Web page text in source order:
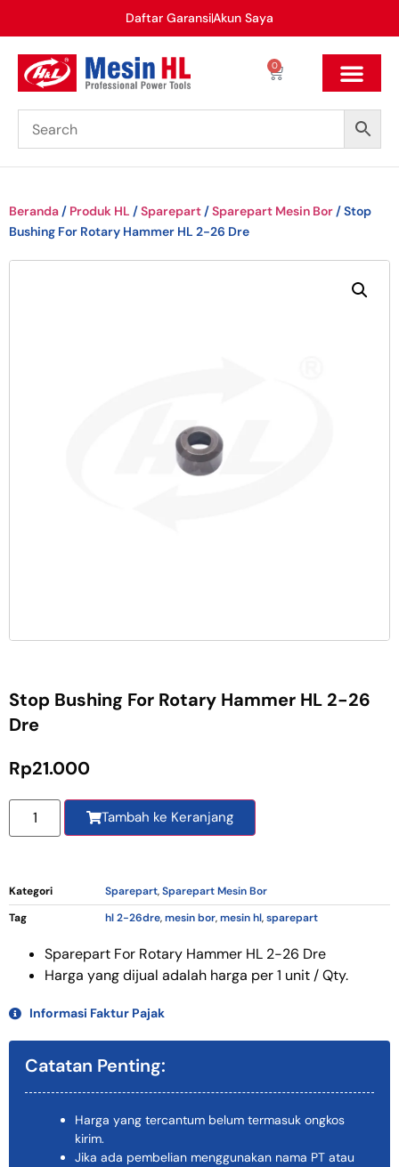
Daftar GaransiAkun Saya
0
Beranda / Produk HL /Sparepart /Sparepart Mesin Bor / Stop
Bushing For Rotary Hammer HL 2-26 Dre
Stop Bushing For Rotary Hammer HL 2-26
Dre
Rp21.000
Tambah ke Keranjang
Kategori Sparepart,Sparepart Mesin Bor
Tag
hl 2-26dre,mesin bor,mesin hl,sparepart
Sparepart For Rotary Hammer HL 2-26 Dre
Harga yang dijual adalah harga per 1 unit / Qty.
Informasi Faktur Pajak
Catatan Penting:
Harga yang tercantum belum termasuk ongkos
kirim.
Jika ada pembelian menggunakan nama PT atau